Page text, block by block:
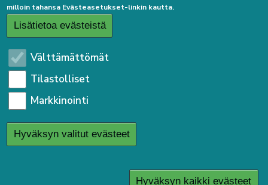
Linkkejä
Etusivulle
Kirjaudu sisään
Saavutettavuusseloste
Sivukartta
Tietosuojaseloste
Kirjaudu sisään
milloin tahansa Evästeasetukset-linkin kautta.
Lisätietoa evästeistä
Välttämättömät
Tilastolliset
Markkinointi
Hyväksyn valitut evästeet
Hyväksyn kaikki evästeet